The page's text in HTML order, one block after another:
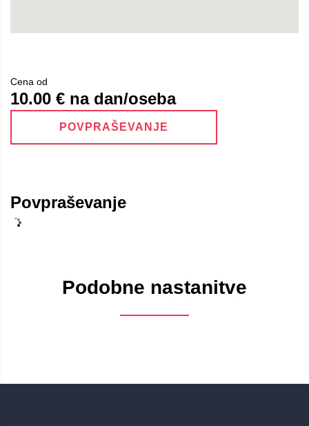
Cena od
10.00 € na dan/oseba
POVPRAŠEVANJE
Povpraševanje
Podobne nastanitve